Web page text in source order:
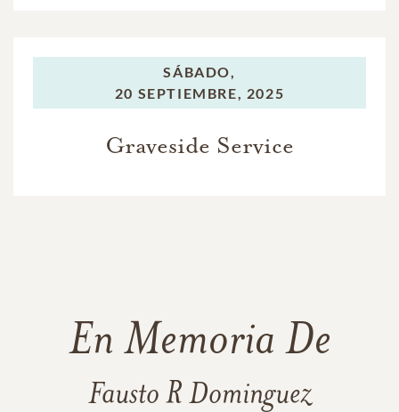
SÁBADO,
20 SEPTIEMBRE, 2025
Graveside Service
En Memoria De
Fausto R Dominguez